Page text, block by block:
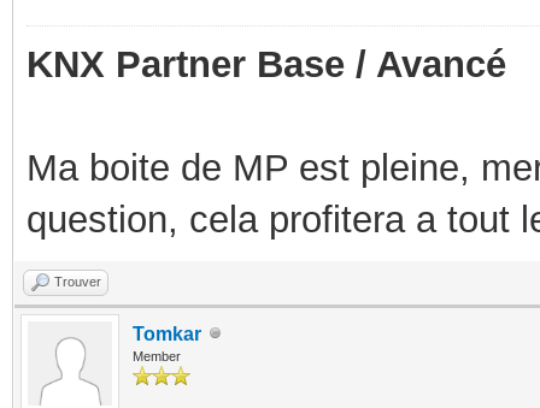
KNX Partner Base / Avancé
Ma boite de MP est pleine,
question, cela profitera a tout
Trouver
Tomkar
Member